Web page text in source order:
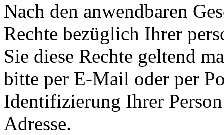
Nach den anwendbaren
Rechte bezüglich Ihrer
Sie diese Rechte geltend
bitte per E-Mail oder per
Identifizierung Ihrer
Adresse.